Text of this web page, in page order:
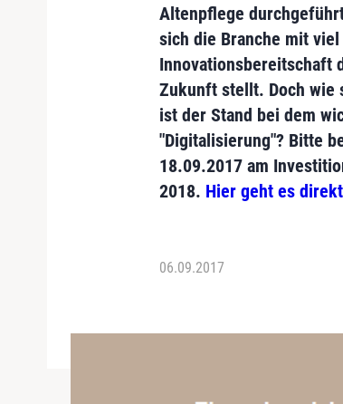
Altenpflege
sich die Branche mit
Innovationsbereitschaft
Zukunft stellt. Doch wie
ist der Stand bei dem
"Digitalisierung"? Bitte
18.09.2017 am
2018. Hier geht es
06.09.2017